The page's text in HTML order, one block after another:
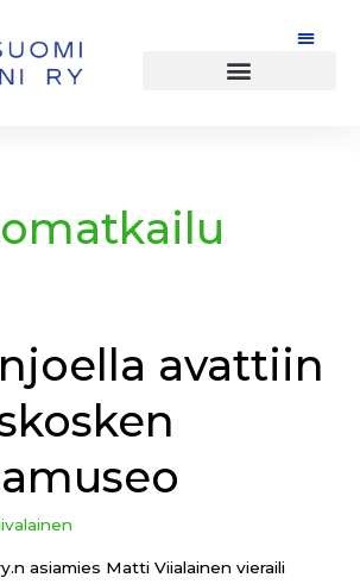
avattiin
asiamies Matti Viialainen vieraili